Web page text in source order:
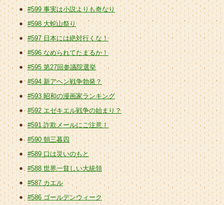
#599 事実は小説よりも奇なり
#598 大蛇山祭り
#597 日本には絶対行くな！
#596 なめられてたまるか！
#595 第27回参議院選挙
#594 新アヘン戦争勃発？
#593 昭和の漫画家ランキング
#592 エゼキエル戦争の始まり？
#591 詐欺メールにご注意！
#590 朝三暮四
#589 口は災いのもと
#588 世界一貧しい大統領
#587 カエル
#586 ゴールデンウィーク